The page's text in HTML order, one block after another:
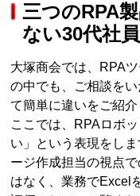
三つのRPA
ない30代社
大塚商会では、RPA
の中でも、ご相談を
て簡単に違いをご紹介
ここでは、RPAロボ
い」という表現をし
ージ作成担当の視点
はなく、業務でExcel